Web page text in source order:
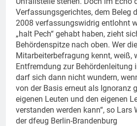
Verfassungsgerichtes, dem Beleg
2008 verfassungswidrig entlohnt
„halt Pech“ gehabt haben, zieht
Behördenspitze nach oben. Wer
Mitarbeiterbefragung kennt, weiß,
Entfremdung zur Behördenleitung
darf sich dann nicht wundern,
von der Basis erneut als Ignoranz
eigenen Leuten und den eigenen
verstanden werden kann“, so Lars
der dfeug Berlin-Brandenburg